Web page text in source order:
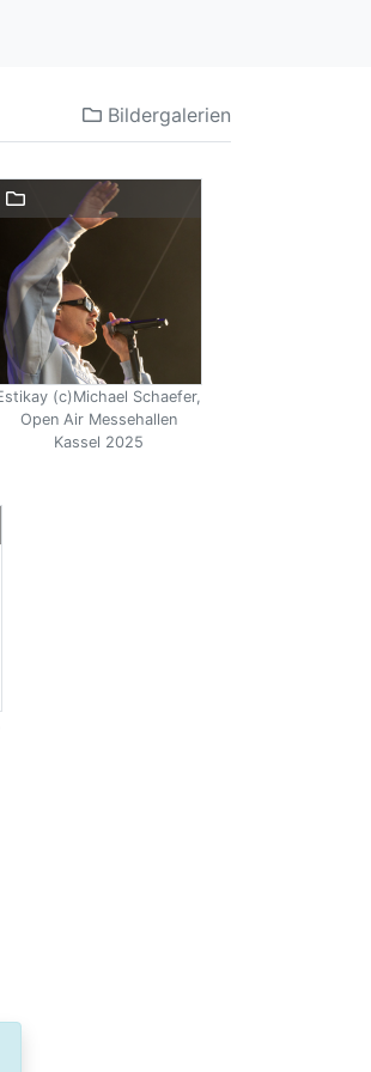
Bildergalerien
(c)Michael Schaefer,
Open Air Messehallen
Kassel 2025